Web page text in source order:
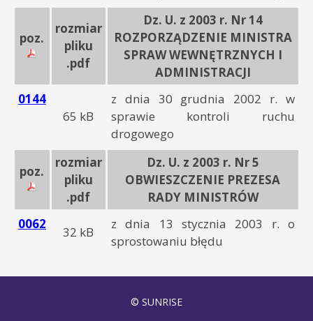
poz.
rozmiar
pliku
.pdf
Dz. U. z 2003 r. Nr 14
ROZPORZĄDZENIE MINISTRA
SPRAW WEWNĘTRZNYCH I
ADMINISTRACJI
0144
65 kB
z dnia 30 grudnia 2002 r. w
sprawie kontroli ruchu
drogowego
poz.
rozmiar
pliku
.pdf
Dz. U. z 2003 r. Nr 5
OBWIESZCZENIE PREZESA
RADY MINISTRÓW
0062
32 kB
z dnia 13 stycznia 2003 r. o
sprostowaniu błędu
© SUNRISE